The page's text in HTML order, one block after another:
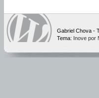
Gabriel Chova -
Tema: Inove por